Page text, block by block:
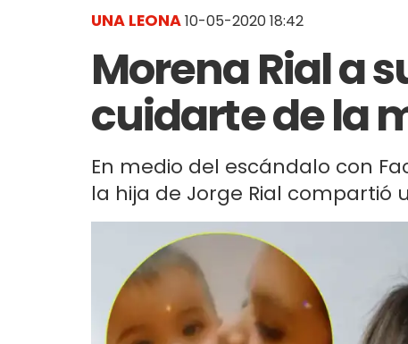
UNA LEONA10-05-2020 18:42
Morena Rial a
cuidarte de la
En medio del escándalo con
la hija de Jorge Rial compartió